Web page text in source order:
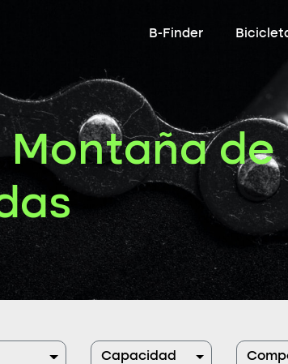
B-Finder
de
Capacidad